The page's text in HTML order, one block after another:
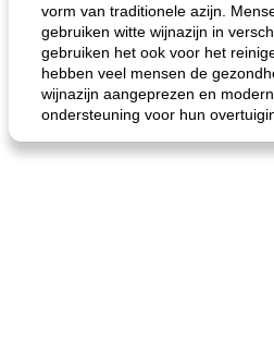
vorm van traditionele azijn.
gebruiken witte wijnazijn in
gebruiken het ook voor het
hebben veel mensen de
wijnazijn aangeprezen en
ondersteuning voor hun